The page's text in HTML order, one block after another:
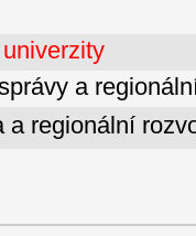
a
a regionální